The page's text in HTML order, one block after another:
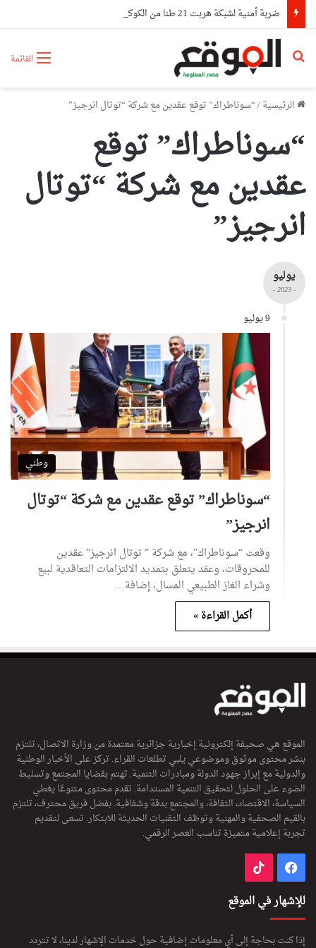
القائمة بحث عن
الرئيسية/“سوناطراك” توقع عقدين مع شركة “توتال انرجيز”
“سوناطراك” توقع
عقدين مع شركة “توتال
انرجيز”
يوليو
- 2023 -
9 يوليو
وطني
“سوناطراك” توقع عقدين مع شركة “توتال
انرجيز”
وقعت “سوناطراك”، مع شركة ” توتال انرجيز” عقدين
للمحروقات، وعقد يتعلق بتمديد الالتزامات التعاقدية لبيع
وشراء الغاز الطبيعي المسال، إضافة…
أكمل القراءة »
الموقع هي صحيفة إلكترونية إخبارية جزائرية معتمدة من وزارة الاتصال، تلتزم
بنشر محتوى موثوق وموضوعي يلبي تطلعات القراء. تركز على الأخبار الوطنية
والدولية مع إبراز جهود الدولة ومبادرات التنمية. تهتم بقضايا المجتمع وتسليط
الضوء على الحلول لتحقيق التنمية المستدامة. تقدم محتوى متنوعًا يغطي
السياسة، الاقتصاد، الثقافة، والمجتمع بدقة وشفافية. بفضل فريق محترف، تلتزم
بالقيم الصحفية والمهنية وتوظف التقنيات الحديثة للابتكار. تسعى لتقديم
تجربة إعلامية متميزة تناسب العصر الرقمي.
فيسبوك
للإشهار في الموقع
إذا كنت بحاجة إلى أي معلومات إضافية حول خدمات الإشهار لدينا، لا تتردد